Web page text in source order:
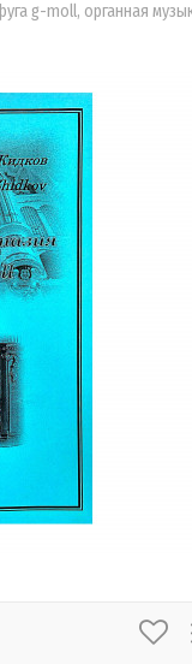
g-moll, органная